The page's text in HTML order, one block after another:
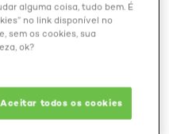
Difícil achar que
as maravilhas do retinol,
ou dos benefícios da
e para que servem os
uma listinha com os it-
alguma coisa, tudo bem. É
no link disponível no
sem os cookies, sua
ok?
Aceitar todos os cookies